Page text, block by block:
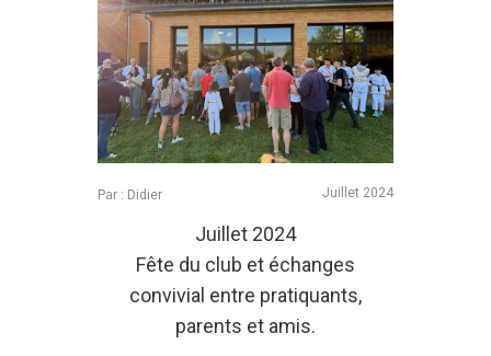
Par : Didier Juillet 2024
Juillet 2024
Fête du club et échanges
convivial entre pratiquants,
parents et amis.